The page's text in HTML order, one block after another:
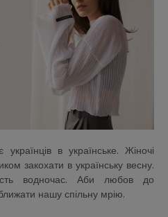
в українське. Жіночі
закохати в українську весну.
водночас. Аби любов до
нашу спільну мрію.